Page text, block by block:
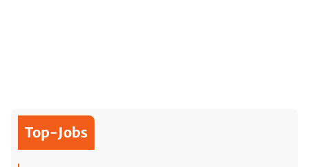
Top-Jobs